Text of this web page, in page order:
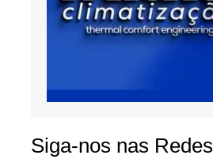
Siga-nos nas Redes